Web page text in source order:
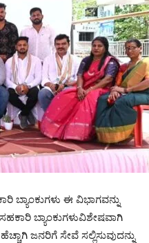
ಬ್ಯಾಂಕುಗಳು ಈ ವಿಭಾಗವನ್ನು
ಬ್ಯಾಂಕುಗಳುವಿಶೇಷವಾಗಿ
ಜನರಿಗೆ ಸೇವೆ ಸಲ್ಲಿಸುವುದನ್ನು